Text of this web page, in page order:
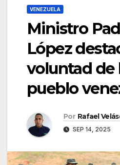
VENEZUELA
Ministro
López
voluntad de
pueblo
Por Rafael
SEP 14, 2025